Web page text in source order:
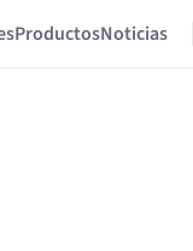
ProductosNoticias